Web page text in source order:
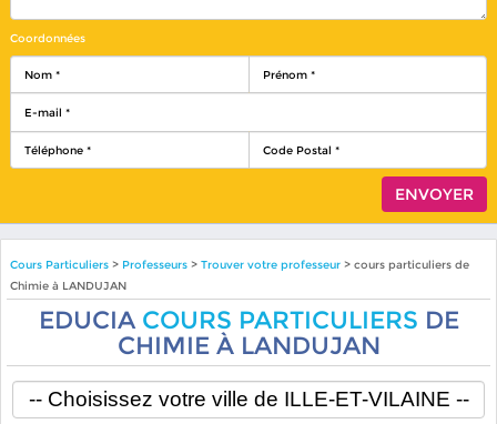
Coordonnées
Cours Particuliers> Professeurs > Trouver votre professeur> cours particuliers de
Chimie à LANDUJAN
EDUCIA COURS PARTICULIERS DE
CHIMIE À LANDUJAN